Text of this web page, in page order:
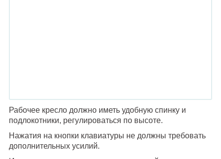
Рабочее кресло должно иметь удобную спинку и
подлокотники, регулироваться по высоте.
Нажатия на кнопки клавиатуры не должны требовать
дополнительных усилий.